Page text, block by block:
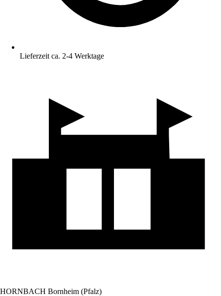
Lieferzeit ca. 2-4 Werktage
HORNBACH Bornheim (Pfalz)